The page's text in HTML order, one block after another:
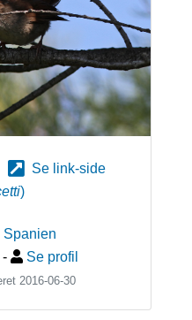
Se link-side
)
Spanien
- Se profil
2016-06-30